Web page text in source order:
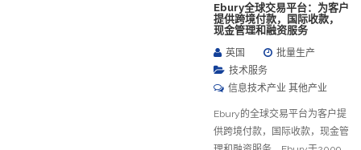
Ebury全球交易平台：为客户
提供跨境付款，国际收款，
现金管理和融资服务
英国
批量生产
技术服务
信息技术产业 其他产业
Ebury的全球交易平台为客户提
供跨境付款，国际收款，现金管